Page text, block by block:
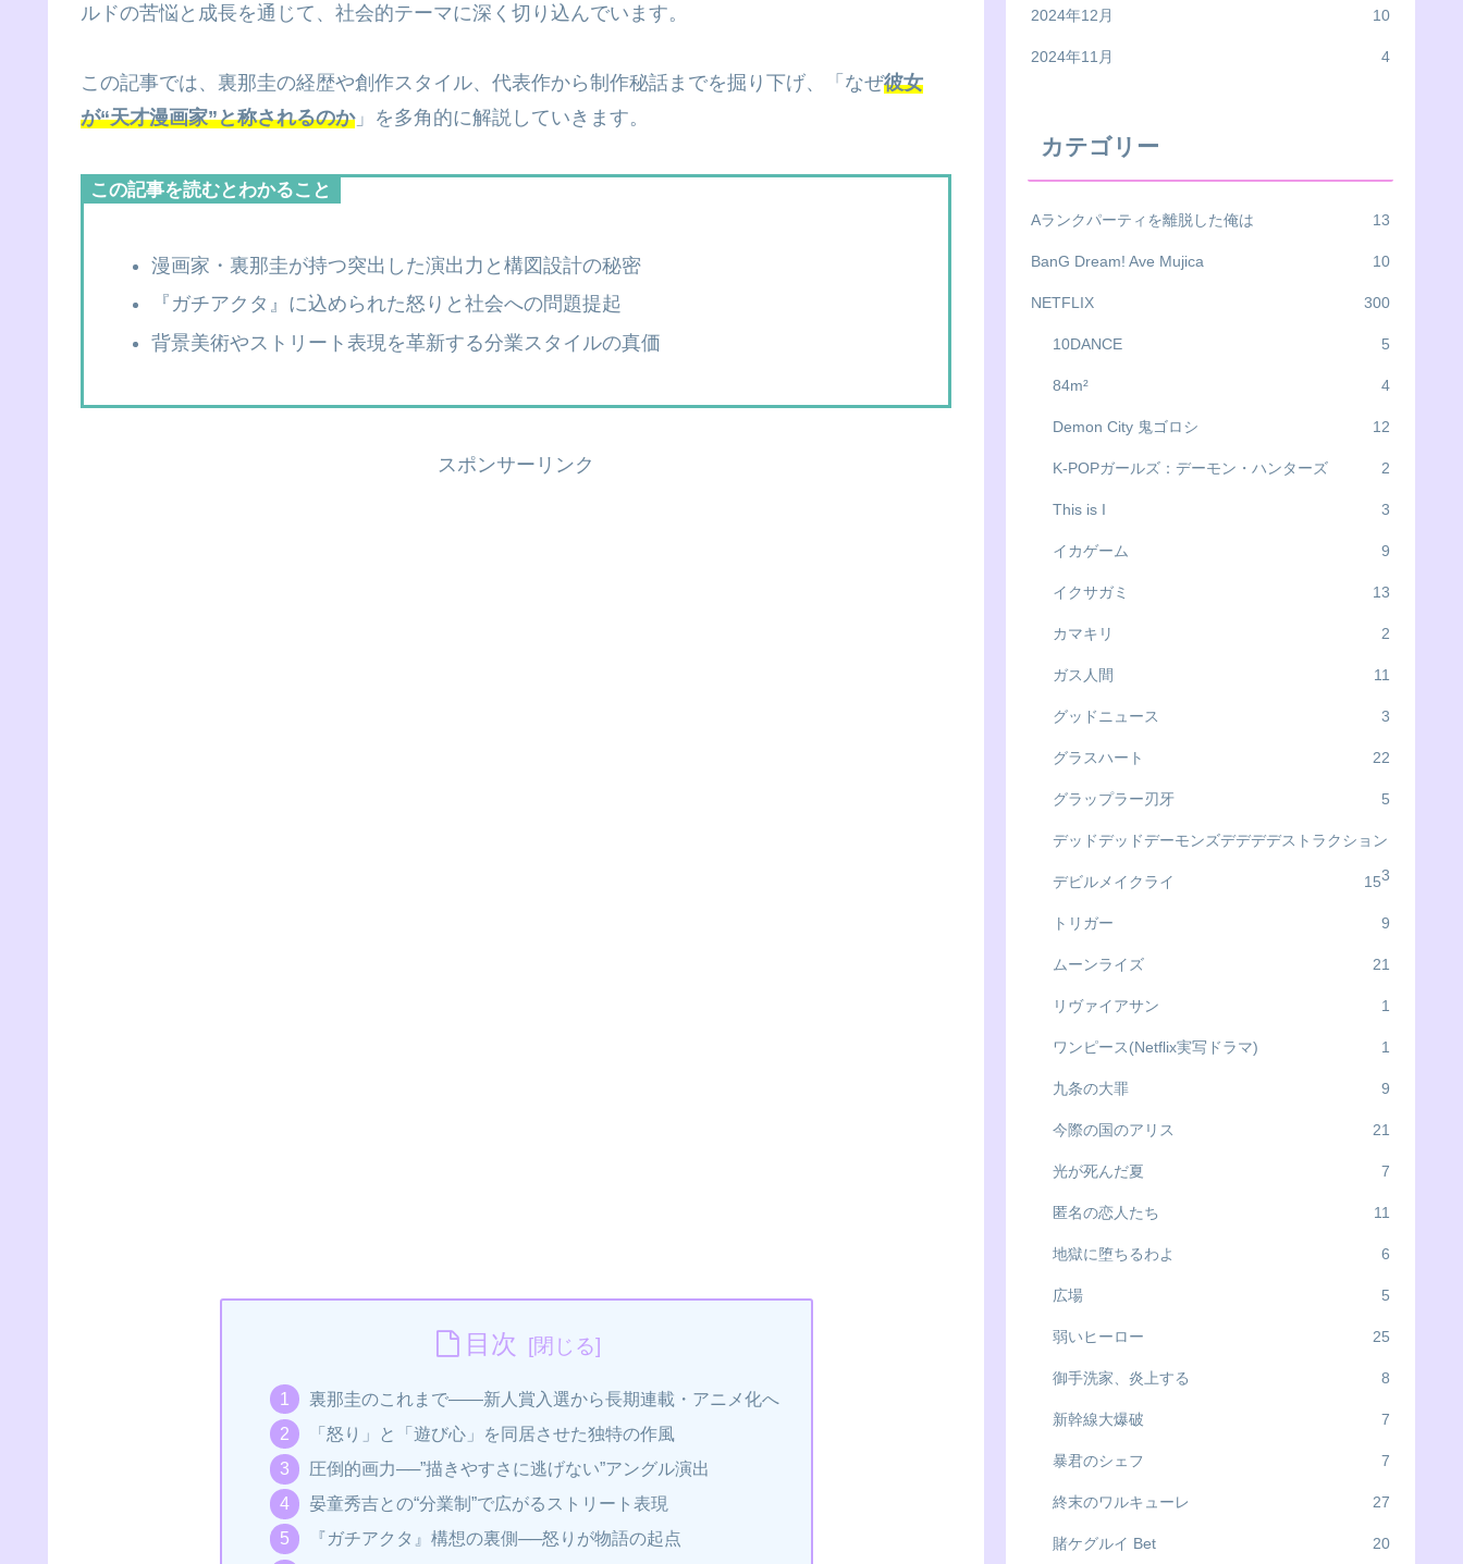
ルドの苦悩と成長を通じて、社会的テーマに深く切り込んでいます。
この記事では、裏那圭の経歴や創作スタイル、代表作から制作秘話までを掘り下げ、「なぜ彼女
が“天才漫画家”と称されるのか」を多角的に解説していきます。
この記事を読むとわかること
漫画家・裏那圭が持つ突出した演出力と構図設計の秘密
『ガチアクタ』に込められた怒りと社会への問題提起
背景美術やストリート表現を革新する分業スタイルの真価
スポンサーリンク
目次
裏那圭のこれまで――新人賞入選から長期連載・アニメ化へ
「怒り」と「遊び心」を同居させた独特の作風
圧倒的画力──”描きやすさに逃げない”アングル演出
晏童秀吉との“分業制”で広がるストリート表現
『ガチアクタ』構想の裏側──怒りが物語の起点
2024年12月 10
2024年11月 4
カテゴリー
Aランクパーティを離脱した俺は 13
BanG Dream! Ave Mujica 10
NETFLIX 300
10DANCE 5
84m² 4
Demon City 鬼ゴロシ 12
K-POPガールズ：デーモン・ハンターズ 2
This is I 3
イカゲーム 9
イクサガミ 13
カマキリ 2
ガス人間 11
グッドニュース 3
グラスハート 22
グラップラー刃牙 5
デッドデッドデーモンズデデデデストラクション
3
デビルメイクライ 15
トリガー 9
ムーンライズ 21
リヴァイアサン 1
ワンピース(Netflix実写ドラマ) 1
九条の大罪 9
今際の国のアリス 21
光が死んだ夏 7
匿名の恋人たち 11
地獄に堕ちるわよ 6
広場 5
弱いヒーロー 25
御手洗家、炎上する 8
新幹線大爆破 7
暴君のシェフ 7
終末のワルキューレ 27
賭ケグルイ Bet 20